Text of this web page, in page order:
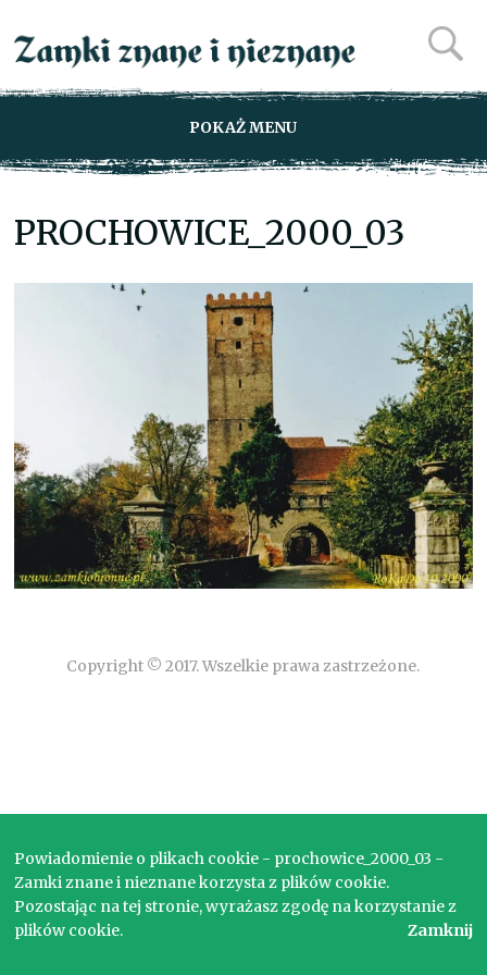
POKAŻ MENU
PROCHOWICE_2000_03
Copyright © 2017. Wszelkie prawa zastrzeżone.
Powiadomienie o plikach cookie - prochowice_2000_03 -
Zamki znane i nieznane korzysta z plików cookie.
Pozostając na tej stronie, wyrażasz zgodę na korzystanie z
plików cookie.
Zamknij